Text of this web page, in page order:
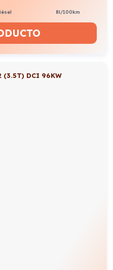
8l/100km
(3.5T) DCI 96KW